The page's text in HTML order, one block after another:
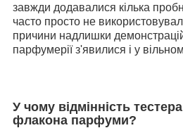
завжди додавалися кілька
часто просто не
причини надлишки
парфумерії з'явилися і у
У чому відмінність
флакона парфуми?